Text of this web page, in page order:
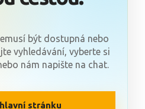
být dostupná nebo
vyhledávání, vyberte si
nám napište na chat.
stránku